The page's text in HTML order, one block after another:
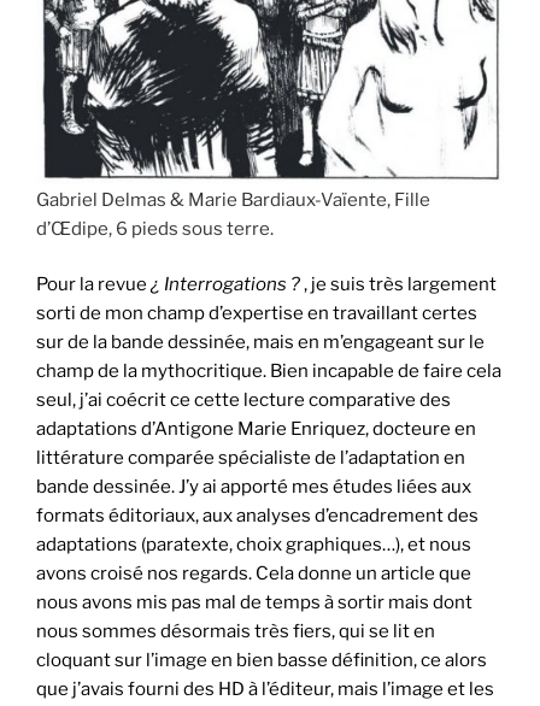
Gabriel Delmas & Marie Bardiaux-Vaïente, Fille
d’Œdipe, 6 pieds sous terre.
Pour la revue ¿ Interrogations ?, je suis très largement
sorti de mon champ d’expertise en travaillant certes
sur de la bande dessinée, mais en m’engageant sur le
champ de la mythocritique. Bien incapable de faire cela
seul, j’ai coécrit ce cette lecture comparative des
adaptations d’Antigone Marie Enriquez, docteure en
littérature comparée spécialiste de l’adaptation en
bande dessinée. J’y ai apporté mes études liées aux
formats éditoriaux, aux analyses d’encadrement des
adaptations (paratexte, choix graphiques…), et nous
avons croisé nos regards. Cela donne un article que
nous avons mis pas mal de temps à sortir mais dont
nous sommes désormais très fiers, qui se lit en
cloquant sur l’image en bien basse définition, ce alors
que j’avais fourni des HD à l’éditeur, mais l’image et les